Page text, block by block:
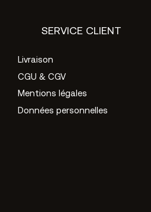
SERVICE CLIENT
Livraison
CGU & CGV
Mentions légales
Données personnelles